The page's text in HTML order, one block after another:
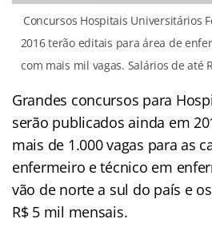
Concursos Hospitais Universitários
2016 terão editais para área de
com mais mil vagas. Salários de até
Grandes concursos para
serão publicados ainda em
mais de 1.000 vagas para as
enfermeiro e técnico em
vão de norte a sul do país e
R$ 5 mil mensais.